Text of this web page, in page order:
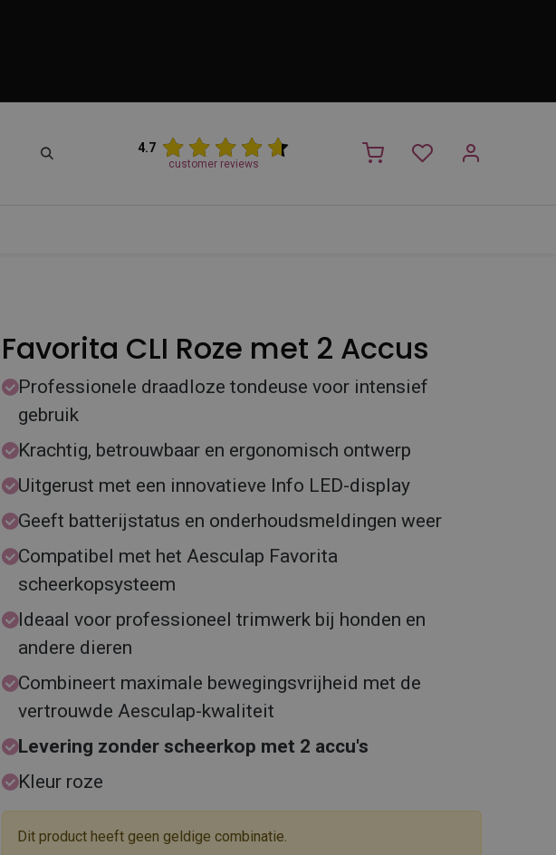
4.7
customer reviews
Favorita CLI Roze met 2 Accus
Professionele draadloze tondeuse voor intensief
gebruik
Krachtig, betrouwbaar en ergonomisch ontwerp
Uitgerust met een innovatieve Info LED-display
Geeft batterijstatus en onderhoudsmeldingen weer
Compatibel met het Aesculap Favorita
scheerkopsysteem
Ideaal voor professioneel trimwerk bij honden en
andere dieren
Combineert maximale bewegingsvrijheid met de
vertrouwde Aesculap-kwaliteit
Levering zonder scheerkop met 2 accu's
Kleur roze
Dit product heeft geen geldige combinatie.